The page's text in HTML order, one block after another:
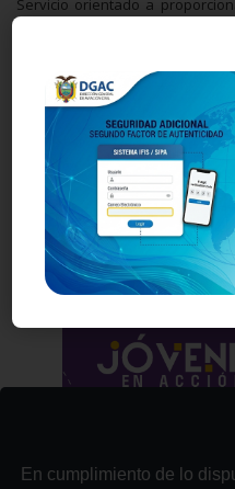
En cumplimiento de lo
Servicio orientado a
necesidades de los clientes y
y la normativa de la
académica de la Escuela
el certificado de
desempeñar actividades en el
Revise los requisitos para
Mayor información:
Comparte esta
Tweet Compartir